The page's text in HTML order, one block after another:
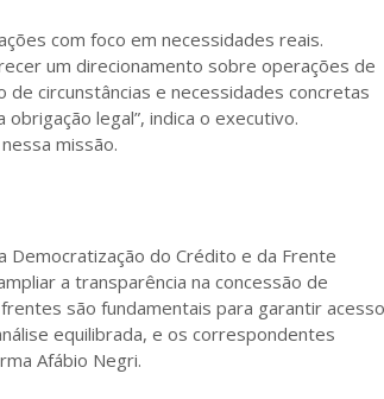
com foco em necessidades reais.
um direcionamento sobre operações de
circunstâncias e necessidades concretas
legal”, indica o executivo.
missão.
do Crédito e da Frente
a transparência na concessão de
são fundamentais para garantir acesso
equilibrada, e os correspondentes
Afábio Negri.